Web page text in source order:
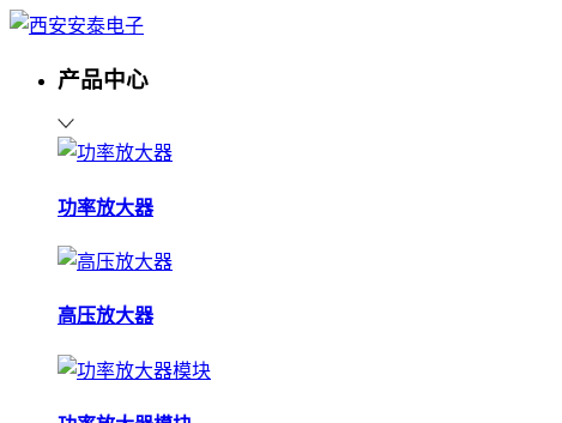
产品中心
功率放大器
高压放大器